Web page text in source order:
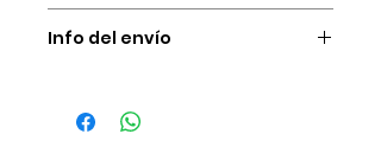
devolución y reembolso del
El producto no es el publicado.
Info del envío
nuestro almacén el cual no tiene
ningún costo, y venta a domicilio